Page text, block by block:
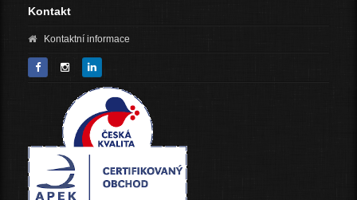
Kontakt
Kontaktní informace